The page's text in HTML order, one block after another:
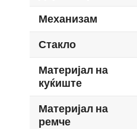
Механизам
Стакло
Материјал на
куќиште
Материјал на
ремче